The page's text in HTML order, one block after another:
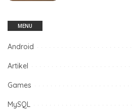
MENU
Android
Artikel
Games
MySQL